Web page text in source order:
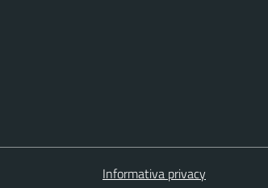
Informativa privacy